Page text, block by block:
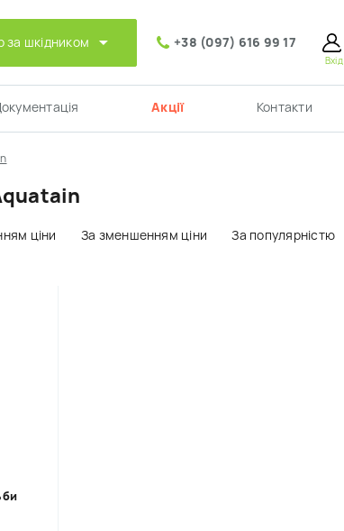
за шкідником +38 (097) 616 99 17
Вхід
Акції Контакти
ціни За зменшенням ціни За популярністю